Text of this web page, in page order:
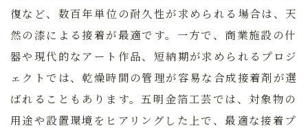
復など、数百年単位の耐久性が求められる場合は、天
然の漆による接着が最適です。一方で、商業施設の什
器や現代的なアート作品、短納期が求められるプロジ
ェクトでは、乾燥時間の管理が容易な合成接着剤が選
ばれることもあります。 五明金箔工芸では、対象物の
用途や設置環境をヒアリングした上で、最適な接着プ